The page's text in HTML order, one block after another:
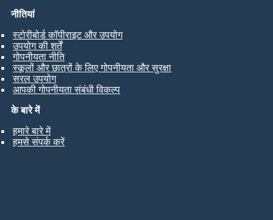
के बारे में
हमारे बारे में
हमसे संपर्क करें
नीतियां
स्टोरीबोर्ड कॉपीराइट और उपयोग
उपयोग की शर्तें
गोपनीयता नीति
स्कूलों और छात्रों के लिए गोपनीयता और सुरक्षा
सरल उपयोग
आपकी गोपनीयता संबंधी विकल्प